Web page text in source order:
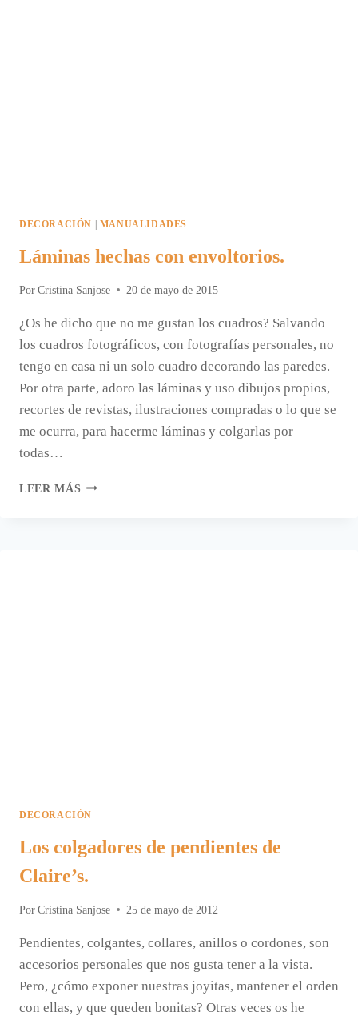
DECORACIÓN MANUALIDADES
Láminas hechas con envoltorios.
Por Cristina Sanjose 20 de mayo de 2015
¿Os he dicho que no me gustan los cuadros? Salvando
los cuadros fotográficos, con fotografías personales, no
tengo en casa ni un solo cuadro decorando las paredes.
Por otra parte, adoro las láminas y uso dibujos propios,
recortes de revistas, ilustraciones compradas o lo que se
me ocurra, para hacerme láminas y colgarlas por
todas…
LEER MÁS LÁMINAS
DECORACIÓN
Los colgadores de pendientes de
Claire’s.
Por Cristina Sanjose 25 de mayo de 2012
Pendientes, colgantes, collares, anillos o cordones, son
accesorios personales que nos gusta tener a la vista.
Pero, ¿cómo exponer nuestras joyitas, mantener el orden
con ellas, y que queden bonitas? Otras veces os he